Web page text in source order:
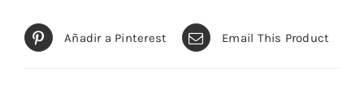
Añadir a Pinterest Email This Product